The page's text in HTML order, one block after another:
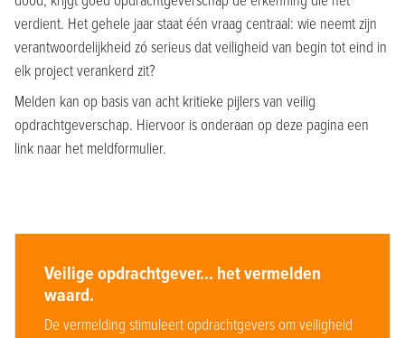
verdient. Het gehele jaar staat één vraag centraal: wie neemt zijn
verantwoordelijkheid zó serieus dat veiligheid van begin tot eind in
elk project verankerd zit?
Melden kan op basis van acht kritieke pijlers van veilig
opdrachtgeverschap. Hiervoor is onderaan op deze pagina een
link naar het meldformulier.
Veilige opdrachtgever... het vermelden
waard.
De vermelding stimuleert opdrachtgevers om veiligheid